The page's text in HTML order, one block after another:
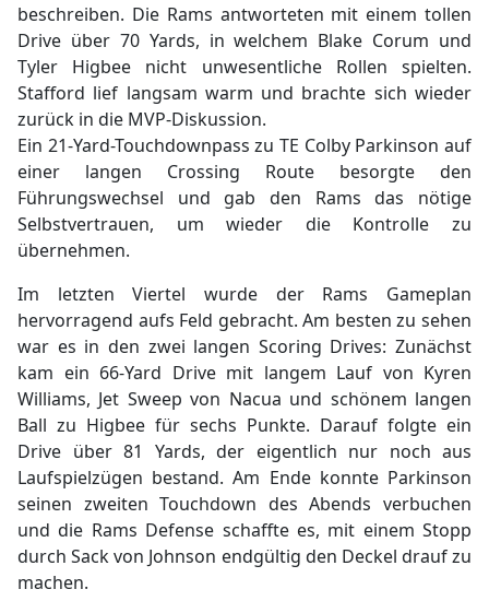
beschreiben. Die Rams antworteten mit einem tollen
Drive über 70 Yards, in welchem Blake Corum und
Tyler Higbee nicht unwesentliche Rollen spielten.
Stafford lief langsam warm und brachte sich wieder
zurück in die MVP-Diskussion.
Ein 21-Yard-Touchdownpass zu TE Colby Parkinson auf
einer langen Crossing Route besorgte den
Führungswechsel und gab den Rams das nötige
Selbstvertrauen, um wieder die Kontrolle zu
übernehmen.
Im letzten Viertel wurde der Rams Gameplan
hervorragend aufs Feld gebracht. Am besten zu sehen
war es in den zwei langen Scoring Drives: Zunächst
kam ein 66-Yard Drive mit langem Lauf von Kyren
Williams, Jet Sweep von Nacua und schönem langen
Ball zu Higbee für sechs Punkte. Darauf folgte ein
Drive über 81 Yards, der eigentlich nur noch aus
Laufspielzügen bestand. Am Ende konnte Parkinson
seinen zweiten Touchdown des Abends verbuchen
und die Rams Defense schaffte es, mit einem Stopp
durch Sack von Johnson endgültig den Deckel drauf zu
machen.